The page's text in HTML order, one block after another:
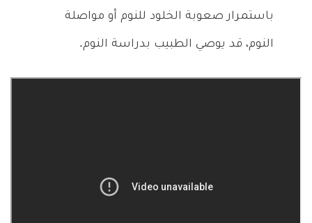
باستمرار صعوبة الخلود للنوم أو مواصلة
النوم، قد يوصي الطبيب بدراسة النوم.